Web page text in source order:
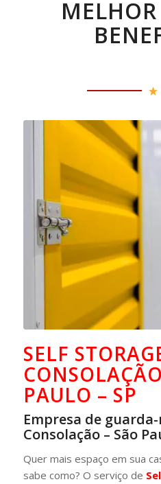
SELF
PAULO – SP
Empresa de
Consolação – São
Quer mais espaço em sua
sabe como? O serviço de